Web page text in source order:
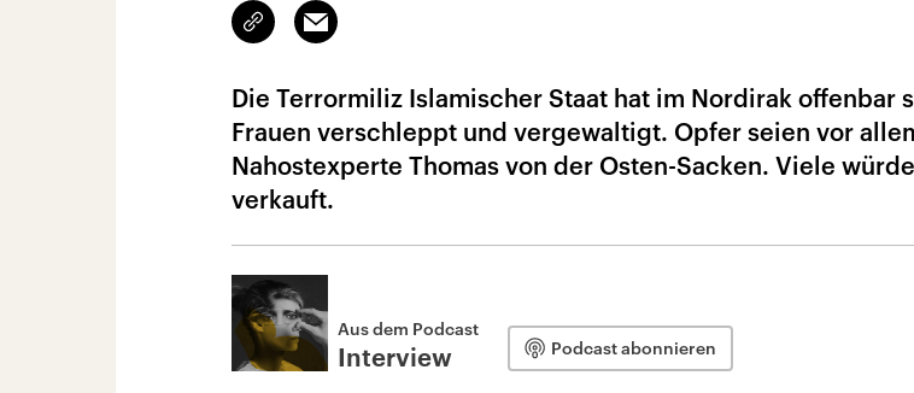
Link
kopieren/teilen
Email
Die Terrormiliz Islamischer Staat hat im Nordirak offenbar
Frauen verschleppt und vergewaltigt. Opfer seien vor
Nahostexperte Thomas von der Osten-Sacken. Viele
verkauft.
Aus dem Podcast
Interview Podcast abonnieren